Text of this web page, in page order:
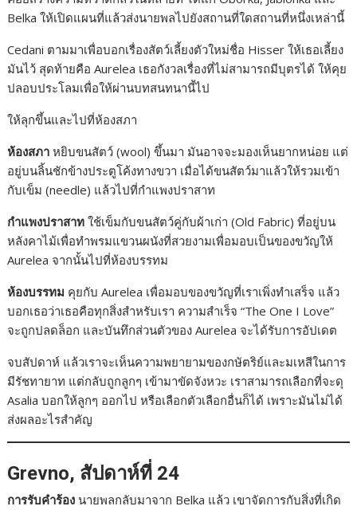
Belka ให้เปิดแผนที่แล้วส่งนายพลไปยังสถานที่ใดสถานที่หนึ่งเหล่านี้
Cedani ตามมาเพื่อบอกเรื่องสัตว์เลี้ยงตัวใหม่ชื่อ Hisser ให้เธอเลี้ยง
มันไว้ สุดท้ายคือ Aurelea เธอกังวลเรื่องที่ไม่สามารถมีบุตรได้ ให้คุย
ปลอบประโลมเพื่อให้ผ่านบทสนทนานี้ไป
ให้ลุกขึ้นและไปที่ห้องสภา
ห้องสภา หยิบขนสัตว์ (wool) ขึ้นมา มันอาจจะมองเห็นยากหน่อย แต่
อยู่บนลิ้นชักข้างประตูโค้งทางขวา เมื่อได้ขนสัตว์มาแล้วให้รวมเข้า
กับเข็ม (needle) แล้วไปที่กำแพงปราสาท
กำแพงปราสาท ใช้เข็มกับขนสัตว์คู่กับผ้าเก่า (Old Fabric) ที่อยู่บน
หลังคาไม้เพื่อทำพรมแขวนผนังที่สวยงามเพื่อมอบเป็นของขวัญให้
Aurelea จากนั้นไปที่ห้องบรรทม
ห้องบรรทม คุยกับ Aurelea เพื่อมอบของขวัญที่เราเพิ่งทำเสร็จ แล้ว
บอกเธอว่าเธอคือทุกสิ่งสำหรับเรา ความสำเร็จ “The One I Love”
จะถูกปลดล็อก และบันทึกส่วนตัวของ Aurelea จะได้รับการอัปเดต
จบสัปดาห์ แล้วเราจะเห็นความพยายามของกษัตริย์และมเหสีในการ
มีรัชทายาท แต่กลับถูกลูกๆ เข้ามาขัดจังหวะ เราสามารถเลือกที่จะดุ
Asalia บอกให้ลูกๆ ออกไป หรือเลือกตัวเลือกอื่นก็ได้ เพราะมันไม่ได้
ส่งผลอะไรสำคัญ
Grevno, สัปดาห์ที่ 24
การรับคำร้อง นายพลกลับมาจาก Belka แล้ว เขาจัดการกับสิ่งที่เกิด